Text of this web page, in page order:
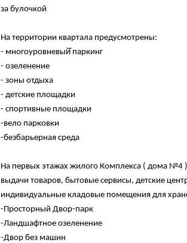
за булочкой
На территории квартала предусмотрены:
- многоуровневый̆ паркинг
- озеленение
- зоны отдыха
- детские площадки
- спортивные площадки
-вело парковки
-безбарьерная среда
На первых этажах жилого Комплекса ( дома №4
выдачи товаров, бытовые сервисы, детские
индивидуальные кладовые помещения для
-Просторный Двор-парк
-Ландшафтное озеленение
-Двор без машин